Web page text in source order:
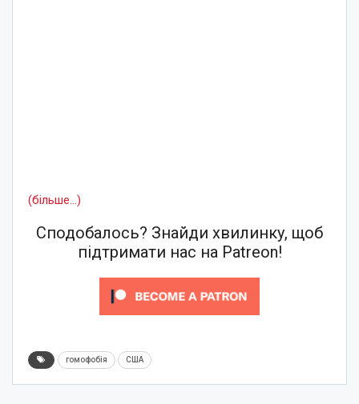
(більше…)
Сподобалось? Знайди хвилинку, щоб
підтримати нас на Patreon!
гомофобія США